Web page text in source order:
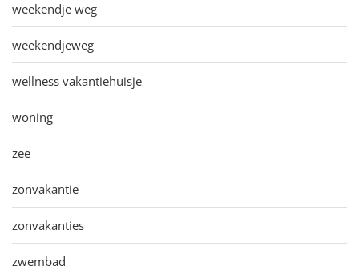
weekendje weg
weekendjeweg
wellness vakantiehuisje
woning
zee
zonvakantie
zonvakanties
zwembad